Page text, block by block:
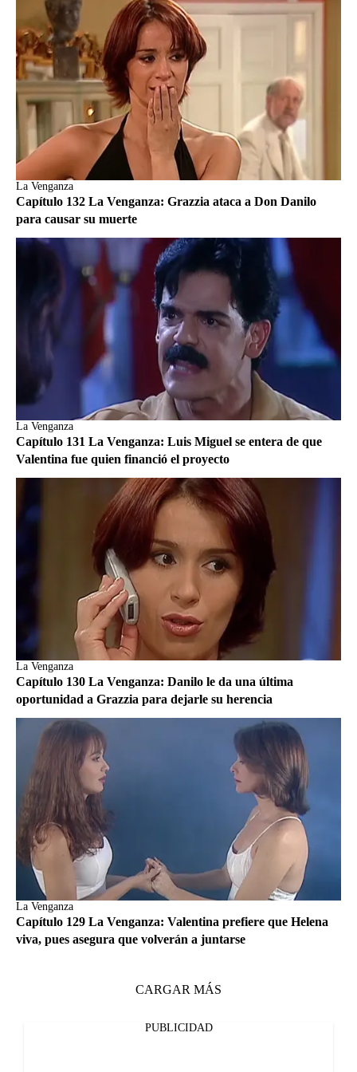
La Venganza
Capítulo 132 La Venganza: Grazzia ataca a Don Danilo
para causar su muerte
La Venganza
Capítulo 131 La Venganza: Luis Miguel se entera de que
Valentina fue quien financió el proyecto
La Venganza
Capítulo 130 La Venganza: Danilo le da una última
oportunidad a Grazzia para dejarle su herencia
La Venganza
Capítulo 129 La Venganza: Valentina prefiere que Helena
viva, pues asegura que volverán a juntarse
CARGAR MÁS
PUBLICIDAD